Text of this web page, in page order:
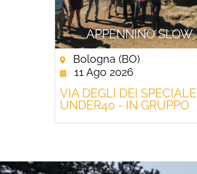
APPENNINO SLOW
Bologna (BO)
11 Ago 2026
VIA DEGLI DEI SPECIALE
UNDER40 - IN GRUPPO